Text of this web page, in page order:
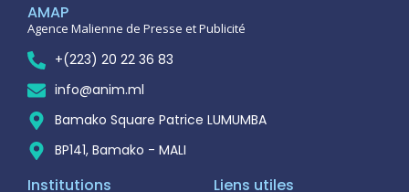
AMAP
Agence Malienne de Presse et Publicité
+(223) 20 22 36 83
info@anim.ml
Bamako Square Patrice LUMUMBA
BP141, Bamako - MALI
Institutions Liens utiles